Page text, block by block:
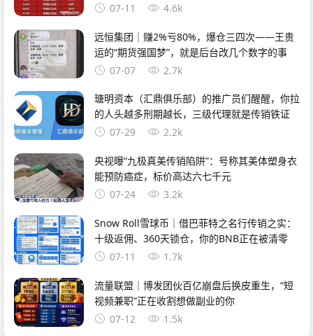
07-11
4.6k
远恒集团｜赚2%亏80%，爆仓三四次——王贵
运的“期货强国梦”，就是后台改几个数字的事
07-07
2.7k
瑭明资本（汇鼎俱乐部）的推广员们醒醒，你拉
的人头越多刑期越长，三级代理就是传销铁证
07-29
2.2k
央视曝“九极真美传销陷阱”：号称其美体塑身衣
能预防癌症，标价高达六七千元
07-24
3.2k
Snow Roll雪球币｜借巴菲特之名行传销之实：
十级返佣、360天锁仓，你的BNB正在被清零
07-11
1.7k
流量联盟｜博发团伙百亿崩盘后换皮重生，“短
视频兼职”正在收割想做副业的你
07-12
1.5k